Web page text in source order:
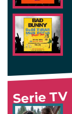
Serie TV